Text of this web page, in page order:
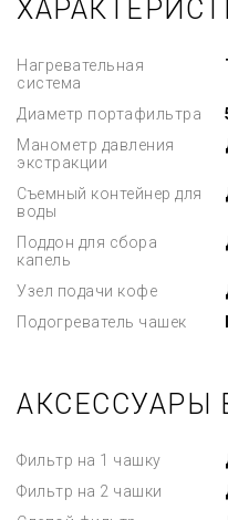
Нагревательная
система
Диаметр портафильтра
Манометр давления
экстракции
Съемный контейнер для
воды
Поддон для сбора
капель
Узел подачи кофе
Подогреватель чашек
АКСЕССУАРЫ
Фильтр на 1 чашку
Фильтр на 2 чашки